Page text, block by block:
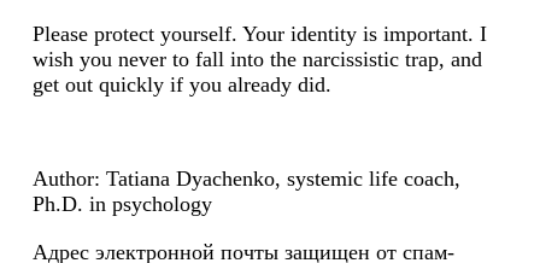
Please protect yourself. Your identity is important. I
wish you never to fall into the narcissistic trap, and
get out quickly if you already did.
Author: Tatiana Dyachenko, systemic life coach,
Ph.D. in psychology
Адрес электронной почты защищен от спам-